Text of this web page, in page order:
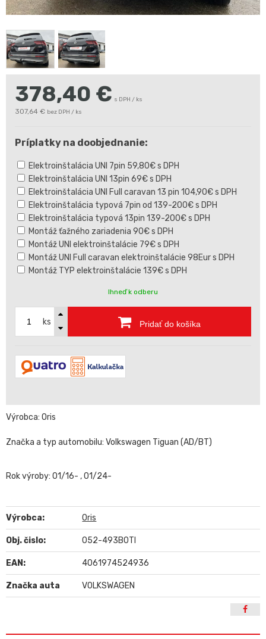
378,40 € s DPH / ks
307,64 € bez DPH / ks
Príplatky na doobjednanie:
Elektroinštalácia UNI 7pin 59,80€ s DPH
Elektroinštalácia UNI 13pin 69€ s DPH
Elektroinštalácia UNI Full caravan 13 pin 104,90€ s DPH
Elektroinštalácia typová 7pin od 139-200€ s DPH
Elektroinštalácia typová 13pin 139-200€ s DPH
Montáž ťažného zariadenia 90€ s DPH
Montáž UNI elektroinštalácie 79€ s DPH
Montáž UNI Full caravan elektroinštalácie 98Eur s DPH
Montáž TYP elektroinštalácie 139€ s DPH
Ihneď k odberu
ks Pridať do košíka
Výrobca: Oris
Značka a typ automobilu: Volkswagen Tiguan (AD/BT)
Rok výroby: 01/16- , 01/24-
Výrobca: Oris
Obj. čislo: 052-493B0TI
EAN: 4061974524936
Značka auta VOLKSWAGEN